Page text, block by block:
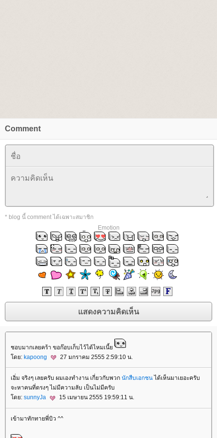
Comment
* blog นี้ comment ได้เฉพาะสมาชิก
Emotion
ชอบมากเลยคร้า ขอก๊อบเก็บไว้ได้ไหมเนี้
ดย: kapoong 27 มกราคม 2555 2:59:10 น.
เอิ่ม จริงๆ เลยครับ ผมเองทำงาน เกี่ยวกับพวก นักสืบเอกชน ได้เห็นมาเยอะครับ
จะหาคนที่ตรงๆ ไม่มีความลับ เป็นไม่มีครับ
ดย: sunnyJa 15 เมษายน 2555 19:59:11 น.
เข้ามาทักทายพี่บิว ^^